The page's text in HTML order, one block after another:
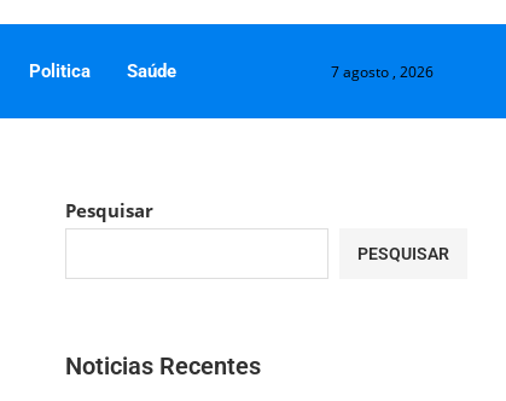
Politica Saúde 7 agosto , 2026
Pesquisar
PESQUISAR
Noticias Recentes